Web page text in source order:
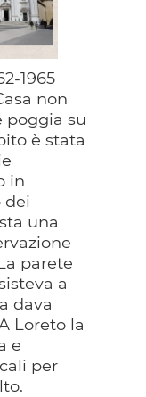
1965
non
poggia su
è stata
in
dei
una
parete
a
dava
Loreto la
e
per